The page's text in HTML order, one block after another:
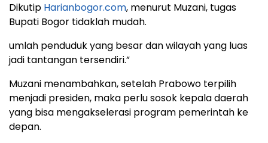
Dikutip Harianbogor.com, menurut Muzani, tugas
Bupati Bogor tidaklah mudah.
umlah penduduk yang besar dan wilayah yang luas
jadi tantangan tersendiri.”
Muzani menambahkan, setelah Prabowo terpilih
menjadi presiden, maka perlu sosok kepala daerah
yang bisa mengakselerasi program pemerintah ke
depan.